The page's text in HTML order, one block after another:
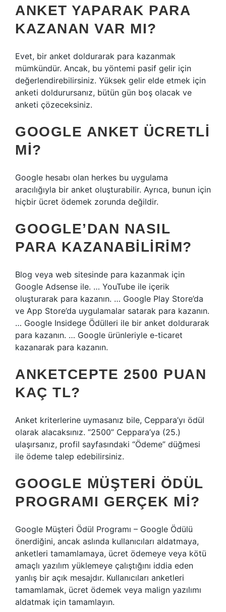
ANKET YAPARAK PARA
KAZANAN VAR MI?
Evet, bir anket doldurarak para kazanmak
mümkündür. Ancak, bu yöntemi pasif gelir için
değerlendirebilirsiniz. Yüksek gelir elde etmek için
anketi doldurursanız, bütün gün boş olacak ve
anketi çözeceksiniz.
GOOGLE ANKET ÜCRETLI
MI?
Google hesabı olan herkes bu uygulama
aracılığıyla bir anket oluşturabilir. Ayrıca, bunun için
hiçbir ücret ödemek zorunda değildir.
GOOGLE’DAN NASIL
PARA KAZANABILIRIM?
Blog veya web sitesinde para kazanmak için
Google Adsense ile. … YouTube ile içerik
oluşturarak para kazanın. … Google Play Store’da
ve App Store’da uygulamalar satarak para kazanın.
… Google Insidege Ödülleri ile bir anket doldurarak
para kazanın. … Google ürünleriyle e-ticaret
kazanarak para kazanın.
ANKETCEPTE 2500 PUAN
KAÇ TL?
Anket kriterlerine uymasanız bile, Ceppara’yı ödül
olarak alacaksınız. “2500” Ceppara’ya (25.)
ulaşırsanız, profil sayfasındaki “Ödeme” düğmesi
ile ödeme talep edebilirsiniz.
GOOGLE MÜŞTERI ÖDÜL
PROGRAMI GERÇEK MI?
Google Müşteri Ödül Programı – Google Ödülü
önerdiğini, ancak aslında kullanıcıları aldatmaya,
anketleri tamamlamaya, ücret ödemeye veya kötü
amaçlı yazılım yüklemeye çalıştığını iddia eden
yanlış bir açık mesajdır. Kullanıcıları anketleri
tamamlamak, ücret ödemek veya malign yazılımı
aldatmak için tamamlayın.